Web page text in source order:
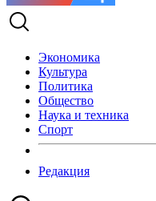
Экономика
Культура
Политика
Общество
Наука и техника
Спорт
Редакция